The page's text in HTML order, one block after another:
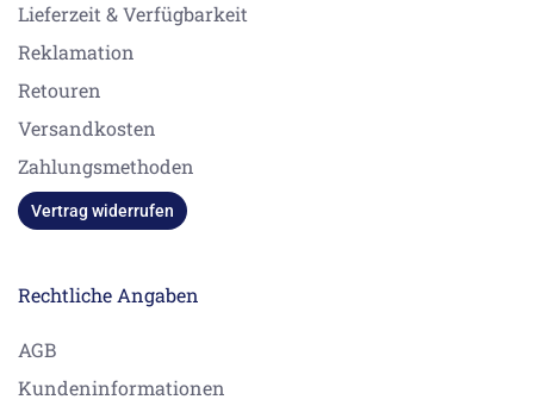
Lieferzeit & Verfügbarkeit
Reklamation
Retouren
Versandkosten
Zahlungsmethoden
Vertrag widerrufen
Rechtliche Angaben
AGB
Kundeninformationen